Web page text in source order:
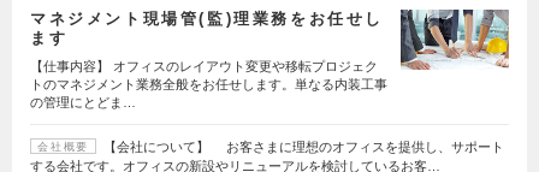
マネジメント現場管(監)理業務をお任せし
ます
【仕事内容】 オフィスのレイアウト変更や移転プロジェク
トのマネジメント業務全般をお任せします。単なる内装工事
の管理にとどま…
会社概要
【会社について】 お客さまに理想のオフィスを提供し、サポート
する会社です。オフィスの新設やリニューアルを検討しているお客…